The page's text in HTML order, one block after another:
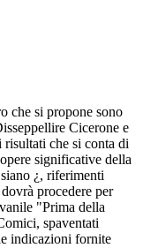
che si propone sono
Cicerone e
che si conta di
significative della
¿, riferimenti
procedere per
"Prima della
spaventati
indicazioni fornite